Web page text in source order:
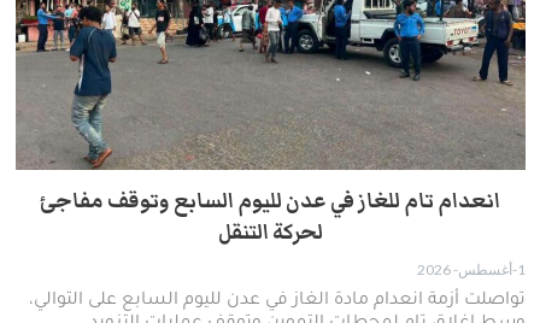
انعدام تام للغاز في عدن لليوم السابع وتوقف مفاجئ
لحركة التنقل
1-أغسطس- 2026
تواصلت أزمة انعدام مادة الغاز في عدن لليوم السابع على التوالي،